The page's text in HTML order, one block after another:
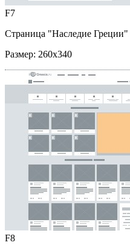
F7
Страница "Наследие Греции"
Размер: 260x340
F8